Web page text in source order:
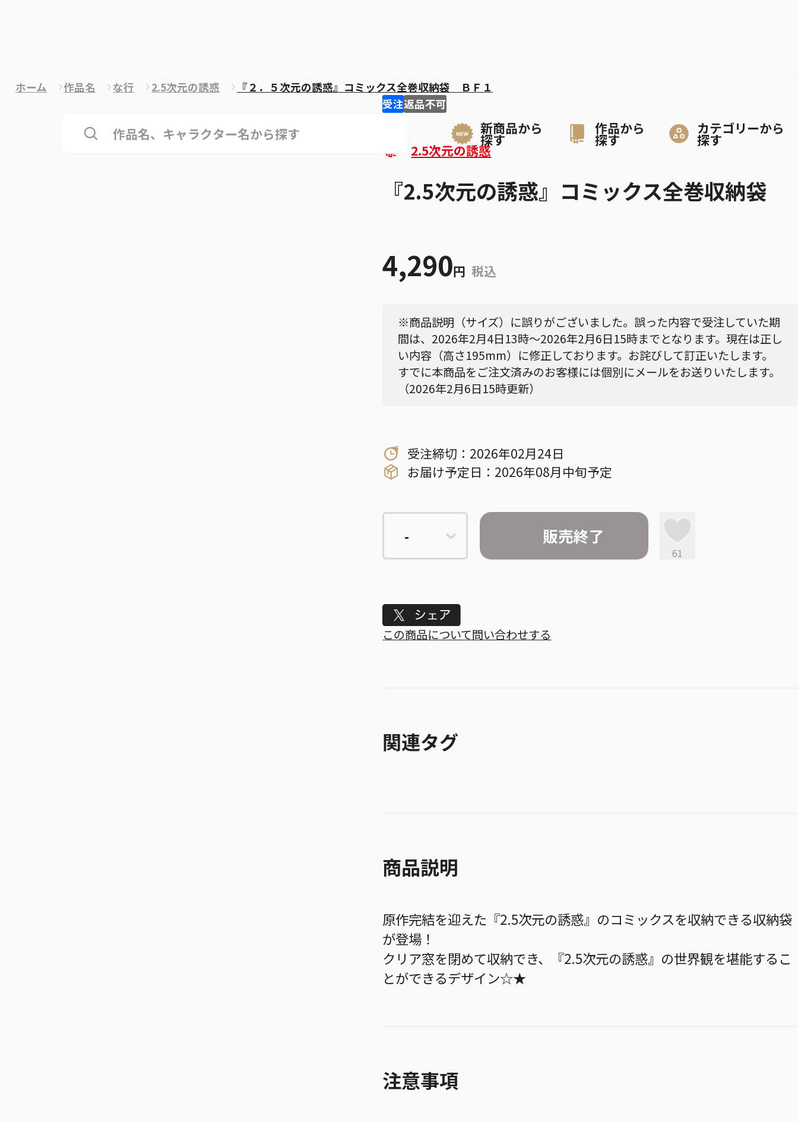
新商品から
探す
作品から
探す
カテゴリーから
探す
ホーム 作品名 な行 2.5次元の誘惑 『２．５次元の誘惑』コミックス全巻収納袋 ＢＦ１
受注返品不可
2.5次元の誘惑
『2.5次元の誘惑』コミックス全巻収納袋
4,290円 税込
※商品説明（サイズ）に誤りがございました。誤った内容で受注していた期
間は、2026年2月4日13時～2026年2月6日15時までとなります。現在は正し
い内容（高さ195mm）に修正しております。お詫びして訂正いたします。
すでに本商品をご注文済みのお客様には個別にメールをお送りいたします。
（2026年2月6日15時更新）
受注締切：2026年02月24日
お届け予定日：2026年08月中旬予定
販売終了
61
Tweet
この商品について問い合わせする
関連タグ
商品説明
原作完結を迎えた『2.5次元の誘惑』のコミックスを収納できる収納袋
が登場！
クリア窓を閉めて収納でき、『2.5次元の誘惑』の世界観を堪能するこ
とができるデザイン☆★
注意事項